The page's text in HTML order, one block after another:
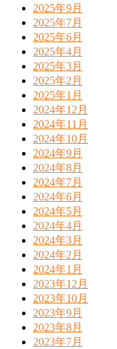
2025年9月
2025年7月
2025年6月
2025年4月
2025年3月
2025年2月
2025年1月
2024年12月
2024年11月
2024年10月
2024年9月
2024年8月
2024年7月
2024年6月
2024年5月
2024年4月
2024年3月
2024年2月
2024年1月
2023年12月
2023年10月
2023年9月
2023年8月
2023年7月